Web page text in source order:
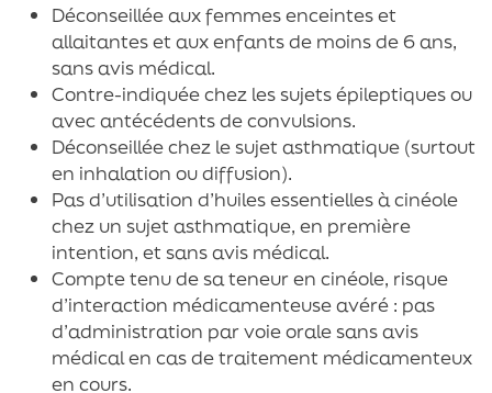
Déconseillée aux femmes enceintes et
allaitantes et aux enfants de moins de 6 ans,
sans avis médical.
Contre-indiquée chez les sujets épileptiques ou
avec antécédents de convulsions.
Déconseillée chez le sujet asthmatique (surtout
en inhalation ou diffusion).
Pas d’utilisation d’huiles essentielles à cinéole
chez un sujet asthmatique, en première
intention, et sans avis médical.
Compte tenu de sa teneur en cinéole, risque
d’interaction médicamenteuse avéré : pas
d’administration par voie orale sans avis
médical en cas de traitement médicamenteux
en cours.